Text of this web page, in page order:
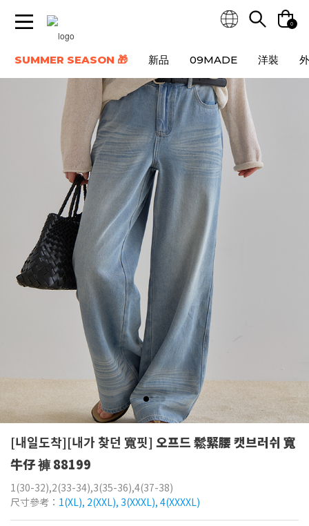
0
SUMMER SEASON 🎁 新品 09MADE 洋裝
[내일도착][내가 찾던 寬핏] 오프드 鬆緊腰 캣브러쉬 寬
牛仔 褲 88199
1(30-32),2(33-34),3(35-36),4(37-38)
尺寸參考： 1(XL), 2(XXL), 3(XXXL), 4(XXXXL)